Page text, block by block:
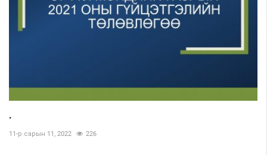
.
11-р сарын 11, 2022 226